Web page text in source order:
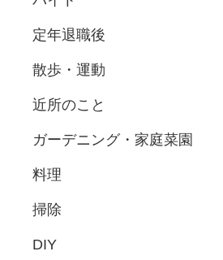
定年退職後
散歩・運動
近所のこと
ガーデニング・家庭菜園
料理
掃除
DIY